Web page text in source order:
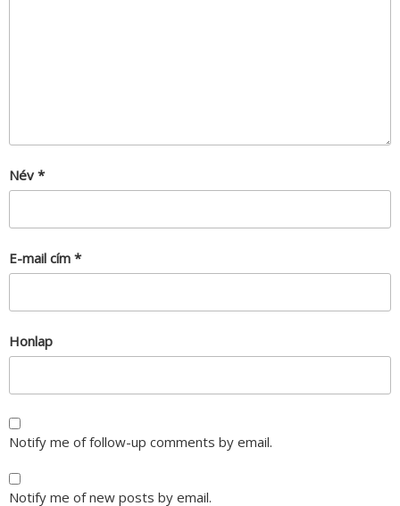
Név *
E-mail cím *
Honlap
Notify me of follow-up comments by email.
Notify me of new posts by email.